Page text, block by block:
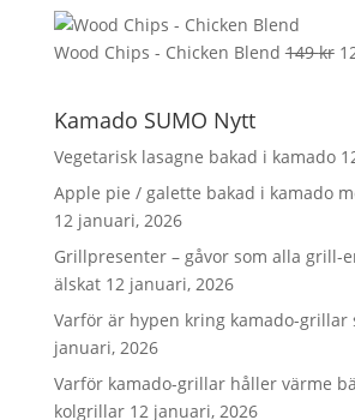
Wood Chips - Chicken Blend 149kr
Kamado SUMO Nytt
Vegetarisk lasagne bakad i kamado
Apple pie / galette bakad i kamado
12 januari, 2026
Grillpresenter – gåvor som alla grill-
älskat 12 januari, 2026
Varför är hypen kring kamado-grillar
januari, 2026
Varför kamado-grillar håller värme
kolgrillar 12 januari, 2026